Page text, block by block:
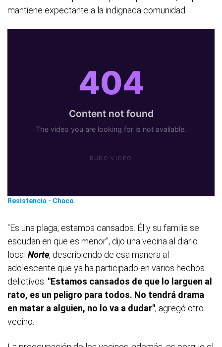
mantiene expectante a la indignada comunidad.
Resistencia - Chaco.
"Es una plaga, estamos cansados. Él y su familia se
escudan en que es menor", dijo una vecina al diario
local Norte, describiendo de esa manera al
adolescente que ya ha participado en varios hechos
delictivos. "Estamos cansados de que lo larguen al
rato, es un peligro para todos. No tendrá drama
en matar a alguien, no lo va a dudar", agregó otro
vecino.